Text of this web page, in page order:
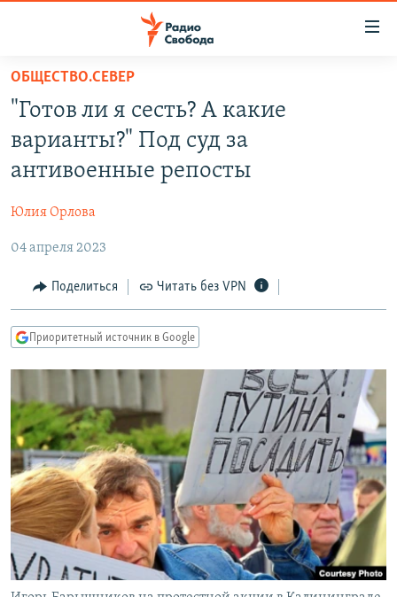
упрощенного
доступа
основному
Вернутся
навигации
Вернутся
поиску
ПРОГРАММЫ
АВТОРСКИЕ ПРОЕКТЫ
МНЕНИЯ
КУЛЬТУРА
IDEL.РЕАЛИИ
СЕВЕР.РЕАЛИИ
СИБИРЬ.РЕАЛИИ
РАСПИСАНИЕ ВЕЩАНИЯ
ПОДПИШИТЕСЬ НА РАССЫЛКУ
СОЦИАЛЬНЫЕ СЕТИ
ОБЩЕСТВО.СЕВЕР
"Готов ли я сесть? А какие
варианты?" Под суд за
антивоенные репосты
Юлия Орлова
04 апреля 2023
Поделиться Читать без VPN
Приоритетный источник в Google